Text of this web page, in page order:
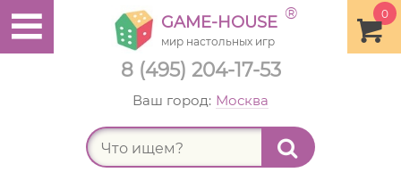
8 (495) 204-17-53
0
GAME-HOUSE ®
мир настольных игр
Ваш город: Москва